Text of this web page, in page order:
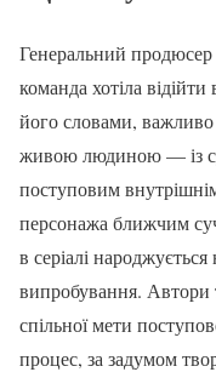
Генеральний
команда хотіла
його словами, важливо
живою людиною — із
поступовим
персонажа ближчим
в серіалі народжується
випробування. Автори
спільної мети
процес, за задумом